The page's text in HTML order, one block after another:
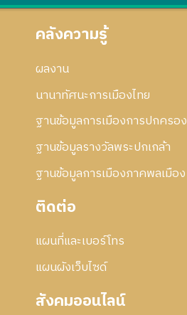
คลังความรู้
ผลงาน
นานาทัศนะการเมืองไทย
ฐานข้อมูลการเมืองการปกครอง
ฐานข้อมูลรางวัลพระปกเกล้า
ฐานข้อมูลการเมืองภาคพลเมือง
ติดต่อ
แผนที่และเบอร์โทร
แผนผังเว็บไซด์
สังคมออนไลน์